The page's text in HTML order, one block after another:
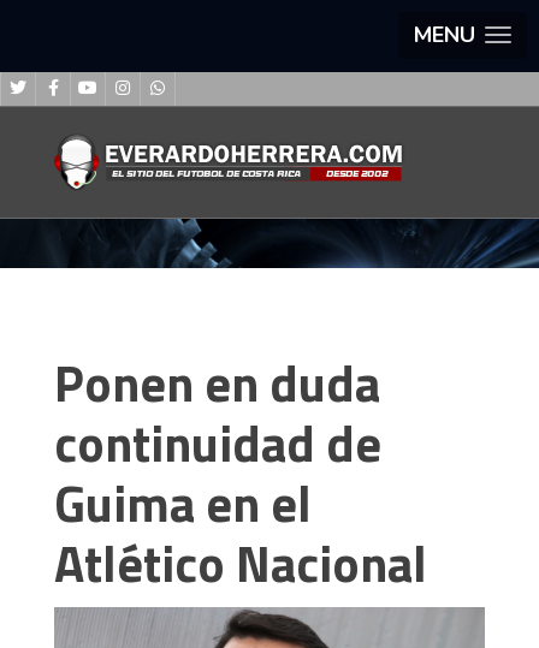
MENU
Ponen en duda
continuidad de
Guima en el
Atlético Nacional